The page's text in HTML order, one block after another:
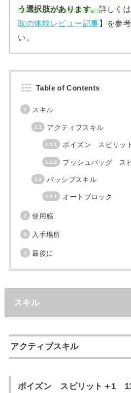
う選択肢があります。詳しく
取の体験レビュー記事】を参
い。
Table of Contents
スキル
アクティブスキル
ポイズン スピリッ
プッシュバッグ ス
パッシブスキル
オートブロック
使用感
入手場所
最後に
スキル
アクティブスキル
ポイズン スピリット＋1